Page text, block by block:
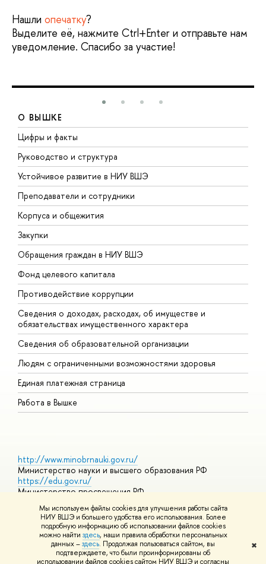
Мы используем файлы cookies для улучшения работы сайта
НИУ ВШЭ и большего удобства его использования. Более
подробную информацию об использовании файлов cookies
можно найти здесь, наши правила обработки персональных
данных –здесь. Продолжая пользоваться сайтом, вы
подтверждаете, что были проинформированы об
использовании файлов cookies сайтом НИУ ВШЭ и согласны
✖
Нашли опечатку?
Выделите её, нажмите Ctrl+Enter и отправьте нам
уведомление. Спасибо за участие!
О ВЫШКЕ
Цифры и факты
Руководство и структура
Устойчивое развитие в НИУ ВШЭ
Преподаватели и сотрудники
Корпуса и общежития
Закупки
Обращения граждан в НИУ ВШЭ
Фонд целевого капитала
Противодействие коррупции
Сведения о доходах, расходах, об имуществе и
обязательствах имущественного характера
Сведения об образовательной организации
Людям с ограниченными возможностями здоровья
Единая платежная страница
Работа в Вышке
http://www.minobrnauki.gov.ru/
Министерство науки и высшего образования РФ
https://edu.gov.ru/
Министерство просвещения РФ
https://elearning.hse.ru/mooc
Массовые открытые онлайн-курсы
© НИУ ВШЭ 1993–2026 Адреса и контактыУсловия
использования материалов Политика конфиденциальности